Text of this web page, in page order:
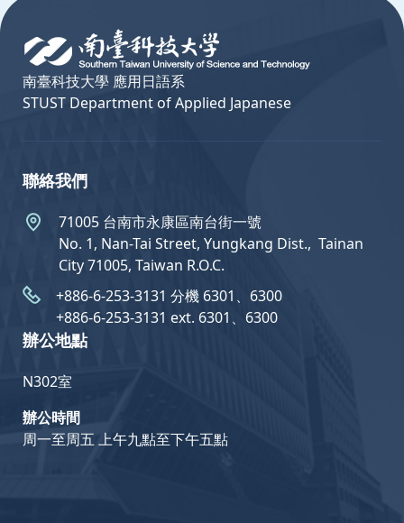
南臺科技大學 應用日語系
STUST Department of Applied Japanese
聯絡我們
71005 台南市永康區南台街一號
No. 1, Nan-Tai Street, Yungkang Dist.,  Tainan
City 71005, Taiwan R.O.C.
+886-6-253-3131 分機 6301、6300
+886-6-253-3131 ext. 6301、6300
辦公地點
N302室
辦公時間
周一至周五 上午九點至下午五點